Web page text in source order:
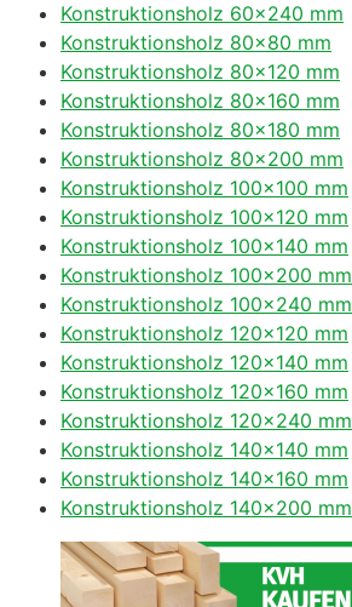
Konstruktionsholz 60×240 mm
Konstruktionsholz 80×80 mm
Konstruktionsholz 80×120 mm
Konstruktionsholz 80×160 mm
Konstruktionsholz 80×180 mm
Konstruktionsholz 80×200 mm
Konstruktionsholz 100×100 mm
Konstruktionsholz 100×120 mm
Konstruktionsholz 100×140 mm
Konstruktionsholz 100×200 mm
Konstruktionsholz 100×240 mm
Konstruktionsholz 120×120 mm
Konstruktionsholz 120×140 mm
Konstruktionsholz 120×160 mm
Konstruktionsholz 120×240 mm
Konstruktionsholz 140×140 mm
Konstruktionsholz 140×160 mm
Konstruktionsholz 140×200 mm